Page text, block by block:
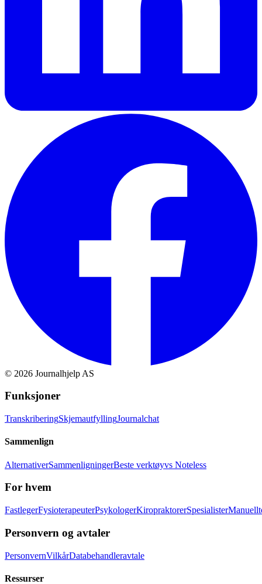
© 2026 Journalhjelp AS
Funksjoner
TranskriberingSkjemautfyllingJournalchat
Sammenlign
AlternativerSammenligningerBeste verktøyvs Noteless
For hvem
FastlegerFysioterapeuterPsykologerKiropraktorerSpesialister
Personvern og avtaler
PersonvernVilkårDatabehandleravtale
Ressurser